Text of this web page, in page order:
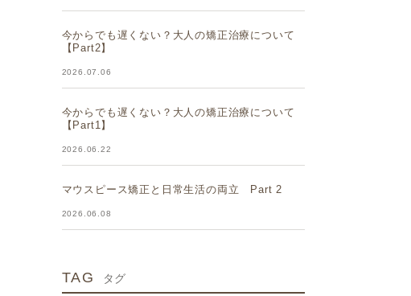
今からでも遅くない？大人の矯正治療について
【Part2】
2026.07.06
今からでも遅くない？大人の矯正治療について
【Part1】
2026.06.22
マウスピース矯正と日常生活の両立 Part 2
2026.06.08
TAG タグ